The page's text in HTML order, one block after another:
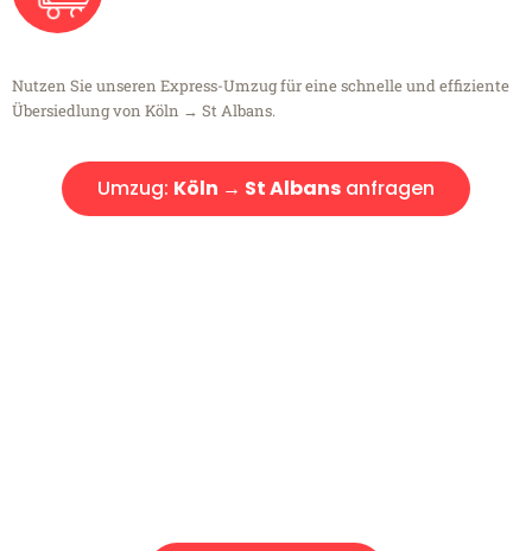
Nutzen Sie unseren Express-Umzug für eine schnelle und effiziente
Übersiedlung von Köln → St Albans.
Umzug: Köln → St Albans anfragen